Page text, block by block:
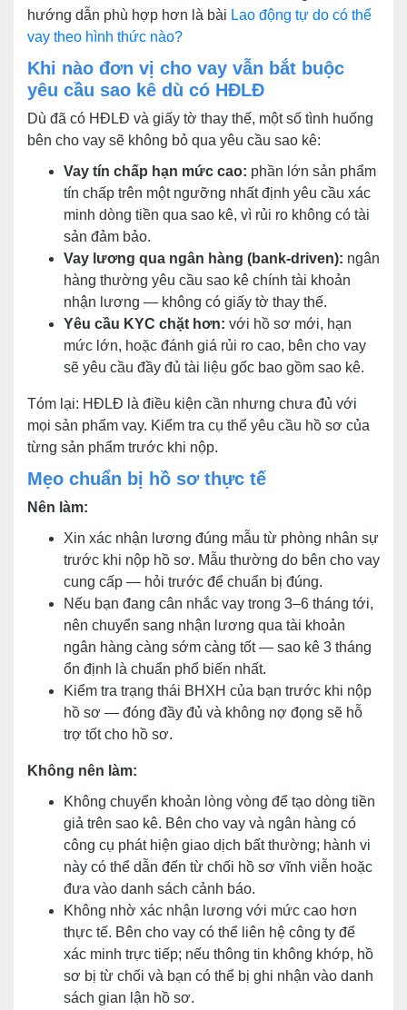
hướng dẫn phù hợp hơn là bài Lao động tự do có thể
vay theo hình thức nào?
Khi nào đơn vị cho vay vẫn bắt buộc
yêu cầu sao kê dù có HĐLĐ
Dù đã có HĐLĐ và giấy tờ thay thế, một số tình huống
bên cho vay sẽ không bỏ qua yêu cầu sao kê:
Vay tín chấp hạn mức cao: phần lớn sản phẩm
tín chấp trên một ngưỡng nhất định yêu cầu xác
minh dòng tiền qua sao kê, vì rủi ro không có tài
sản đảm bảo.
Vay lương qua ngân hàng (bank-driven): ngân
hàng thường yêu cầu sao kê chính tài khoản
nhận lương — không có giấy tờ thay thế.
Yêu cầu KYC chặt hơn: với hồ sơ mới, hạn
mức lớn, hoặc đánh giá rủi ro cao, bên cho vay
sẽ yêu cầu đầy đủ tài liệu gốc bao gồm sao kê.
Tóm lại: HĐLĐ là điều kiện cần nhưng chưa đủ với
mọi sản phẩm vay. Kiểm tra cụ thể yêu cầu hồ sơ của
từng sản phẩm trước khi nộp.
Mẹo chuẩn bị hồ sơ thực tế
Nên làm:
Xin xác nhận lương đúng mẫu từ phòng nhân sự
trước khi nộp hồ sơ. Mẫu thường do bên cho vay
cung cấp — hỏi trước để chuẩn bị đúng.
Nếu bạn đang cân nhắc vay trong 3–6 tháng tới,
nên chuyển sang nhận lương qua tài khoản
ngân hàng càng sớm càng tốt — sao kê 3 tháng
ổn định là chuẩn phổ biến nhất.
Kiểm tra trạng thái BHXH của bạn trước khi nộp
hồ sơ — đóng đầy đủ và không nợ đọng sẽ hỗ
trợ tốt cho hồ sơ.
Không nên làm:
Không chuyển khoản lòng vòng để tạo dòng tiền
giả trên sao kê. Bên cho vay và ngân hàng có
công cụ phát hiện giao dịch bất thường; hành vi
này có thể dẫn đến từ chối hồ sơ vĩnh viễn hoặc
đưa vào danh sách cảnh báo.
Không nhờ xác nhận lương với mức cao hơn
thực tế. Bên cho vay có thể liên hệ công ty để
xác minh trực tiếp; nếu thông tin không khớp, hồ
sơ bị từ chối và bạn có thể bị ghi nhận vào danh
sách gian lận hồ sơ.